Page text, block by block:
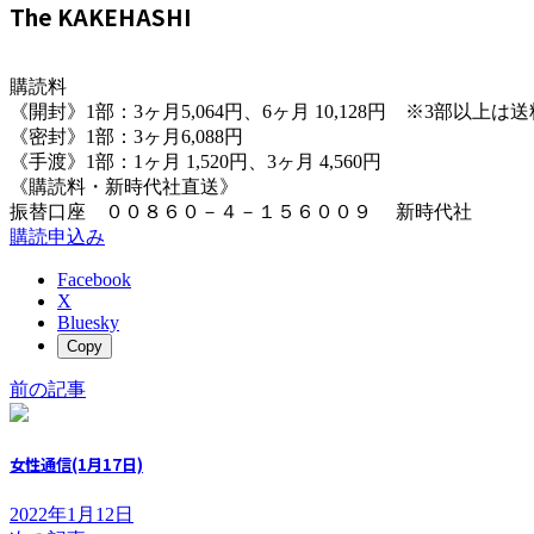
:
The KAKEHASHI
購読料
《開封》1部：3ヶ月5,064円、6ヶ月 10,128円 ※3部以上は送
《密封》1部：3ヶ月6,088円
《手渡》1部：1ヶ月 1,520円、3ヶ月 4,560円
《購読料・新時代社直送》
振替口座 ００８６０－４－１５６００９ 新時代社
購読申込み
Facebook
X
Bluesky
Copy
前の記事
女性通信(1月17日)
2022年1月12日